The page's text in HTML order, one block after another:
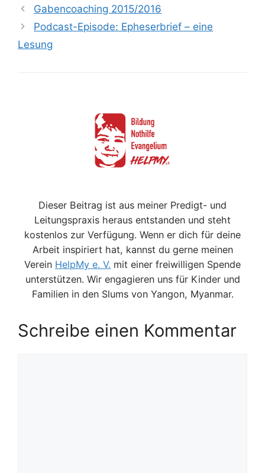
Gabencoaching 2015/2016
Podcast-Episode: Epheserbrief – eine
Lesung
Dieser Beitrag ist aus meiner Predigt- und
Leitungspraxis heraus entstanden und steht
kostenlos zur Verfügung. Wenn er dich für deine
Arbeit inspiriert hat, kannst du gerne meinen
Verein HelpMy e. V. mit einer freiwilligen Spende
unterstützen. Wir engagieren uns für Kinder und
Familien in den Slums von Yangon, Myanmar.
Schreibe einen Kommentar